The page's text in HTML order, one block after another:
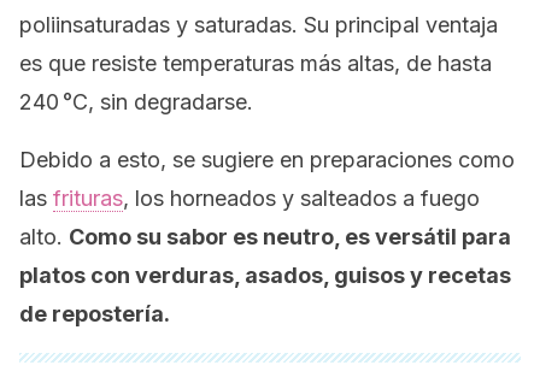
poliinsaturadas y saturadas. Su principal ventaja
es que resiste temperaturas más altas, de hasta
240 °C, sin degradarse.
Debido a esto, se sugiere en preparaciones como
las frituras, los horneados y salteados a fuego
alto. Como su sabor es neutro, es versátil para
platos con verduras, asados, guisos y recetas
de repostería.